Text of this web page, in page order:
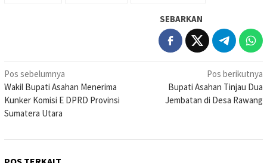
SEBARKAN
Navigasi
pos
Pos sebelumnya
Wakil Bupati Asahan Menerima
Kunker Komisi E DPRD Provinsi
Sumatera Utara
Pos berikutnya
Bupati Asahan Tinjau Dua
Jembatan di Desa Rawang